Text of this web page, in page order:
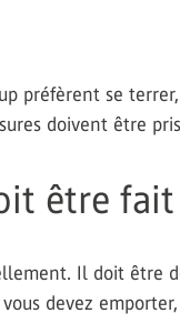
préfèrent se
doivent être
être
Il doit être
devez